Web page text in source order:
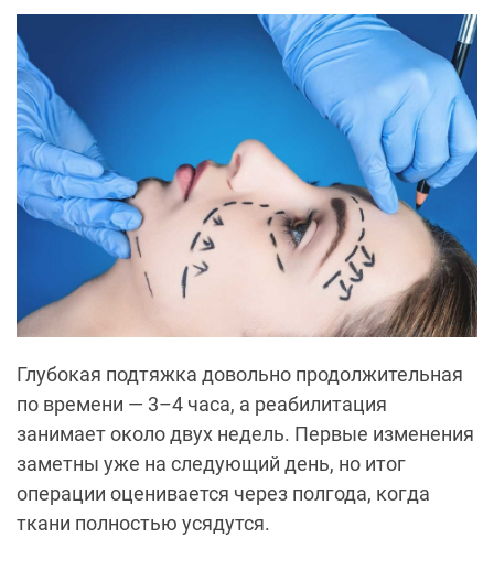
Глубокая подтяжка довольно продолжительная
по времени — 3–4 часа, а реабилитация
занимает около двух недель. Первые изменения
заметны уже на следующий день, но итог
операции оценивается через полгода, когда
ткани полностью усядутся.